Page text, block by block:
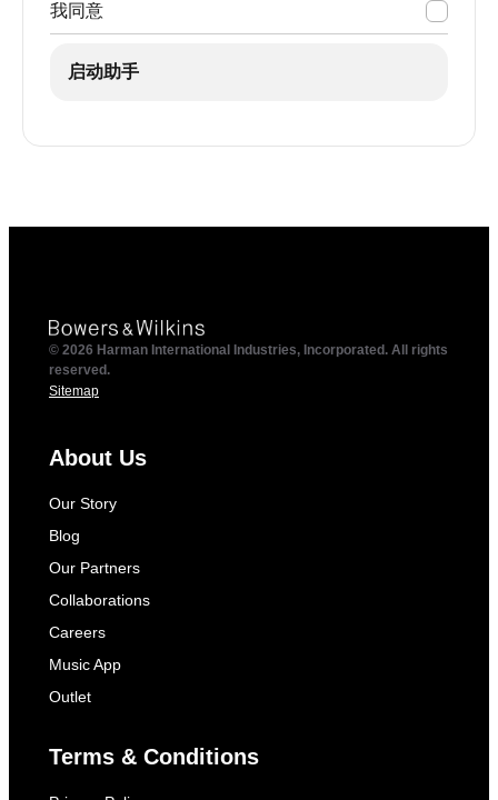
我同意
启动助手
© 2026 Harman International Industries, Incorporated. All rights
reserved.
Sitemap
About Us
Our Story
Blog
Our Partners
Collaborations
Careers
Music App
Outlet
Terms & Conditions